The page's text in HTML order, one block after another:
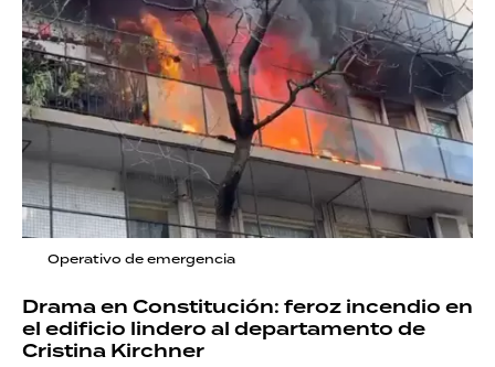
Operativo de emergencia
Drama en Constitución: feroz incendio en
el edificio lindero al departamento de
Cristina Kirchner